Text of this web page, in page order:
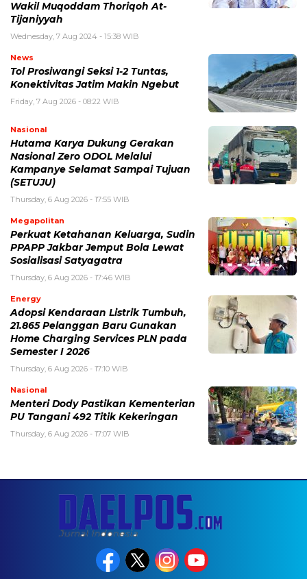
Wakil Muqoddam Thoriqoh At-
Tijaniyyah
Wednesday, 7 Aug 2024 - 15:38 WIB
News
Tol Prosiwangi Seksi 1-2 Tuntas,
Konektivitas Jatim Makin Ngebut
Friday, 7 Aug 2026 - 08:22 WIB
Nasional
Hutama Karya Dukung Gerakan
Nasional Zero ODOL Melalui
Kampanye Selamat Sampai Tujuan
(SETUJU)
Thursday, 6 Aug 2026 - 17:55 WIB
Megapolitan
Perkuat Ketahanan Keluarga, Sudin
PPAPP Jakbar Jemput Bola Lewat
Sosialisasi Satyagatra
Thursday, 6 Aug 2026 - 17:46 WIB
Energy
Adopsi Kendaraan Listrik Tumbuh,
21.865 Pelanggan Baru Gunakan
Home Charging Services PLN pada
Semester I 2026
Thursday, 6 Aug 2026 - 17:10 WIB
Nasional
Menteri Dody Pastikan Kementerian
PU Tangani 492 Titik Kekeringan
Thursday, 6 Aug 2026 - 17:07 WIB